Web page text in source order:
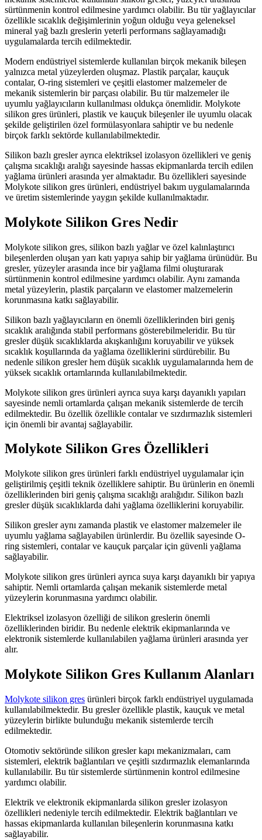
sürtünmenin kontrol edilmesine yardımcı olabilir. Bu tür yağlayıcılar
özellikle sıcaklık değişimlerinin yoğun olduğu veya geleneksel
mineral yağ bazlı greslerin yeterli performans sağlayamadığı
uygulamalarda tercih edilmektedir.
Modern endüstriyel sistemlerde kullanılan birçok mekanik bileşen
yalnızca metal yüzeylerden oluşmaz. Plastik parçalar, kauçuk
contalar, O-ring sistemleri ve çeşitli elastomer malzemeler de
mekanik sistemlerin bir parçası olabilir. Bu tür malzemeler ile
uyumlu yağlayıcıların kullanılması oldukça önemlidir. Molykote
silikon gres ürünleri, plastik ve kauçuk bileşenler ile uyumlu olacak
şekilde geliştirilen özel formülasyonlara sahiptir ve bu nedenle
birçok farklı sektörde kullanılabilmektedir.
Silikon bazlı gresler ayrıca elektriksel izolasyon özellikleri ve geniş
çalışma sıcaklığı aralığı sayesinde hassas ekipmanlarda tercih edilen
yağlama ürünleri arasında yer almaktadır. Bu özellikleri sayesinde
Molykote silikon gres ürünleri, endüstriyel bakım uygulamalarında
ve üretim sistemlerinde yaygın şekilde kullanılmaktadır.
Molykote Silikon Gres Nedir
Molykote silikon gres, silikon bazlı yağlar ve özel kalınlaştırıcı
bileşenlerden oluşan yarı katı yapıya sahip bir yağlama ürünüdür. Bu
gresler, yüzeyler arasında ince bir yağlama filmi oluşturarak
sürtünmenin kontrol edilmesine yardımcı olabilir. Aynı zamanda
metal yüzeylerin, plastik parçaların ve elastomer malzemelerin
korunmasına katkı sağlayabilir.
Silikon bazlı yağlayıcıların en önemli özelliklerinden biri geniş
sıcaklık aralığında stabil performans gösterebilmeleridir. Bu tür
gresler düşük sıcaklıklarda akışkanlığını koruyabilir ve yüksek
sıcaklık koşullarında da yağlama özelliklerini sürdürebilir. Bu
nedenle silikon gresler hem düşük sıcaklık uygulamalarında hem de
yüksek sıcaklık ortamlarında kullanılabilmektedir.
Molykote silikon gres ürünleri ayrıca suya karşı dayanıklı yapıları
sayesinde nemli ortamlarda çalışan mekanik sistemlerde de tercih
edilmektedir. Bu özellik özellikle contalar ve sızdırmazlık sistemleri
için önemli bir avantaj sağlayabilir.
Molykote Silikon Gres Özellikleri
Molykote silikon gres ürünleri farklı endüstriyel uygulamalar için
geliştirilmiş çeşitli teknik özelliklere sahiptir. Bu ürünlerin en önemli
özelliklerinden biri geniş çalışma sıcaklığı aralığıdır. Silikon bazlı
gresler düşük sıcaklıklarda dahi yağlama özelliklerini koruyabilir.
Silikon gresler aynı zamanda plastik ve elastomer malzemeler ile
uyumlu yağlama sağlayabilen ürünlerdir. Bu özellik sayesinde O-
ring sistemleri, contalar ve kauçuk parçalar için güvenli yağlama
sağlayabilir.
Molykote silikon gres ürünleri ayrıca suya karşı dayanıklı bir yapıya
sahiptir. Nemli ortamlarda çalışan mekanik sistemlerde metal
yüzeylerin korunmasına yardımcı olabilir.
Elektriksel izolasyon özelliği de silikon greslerin önemli
özelliklerinden biridir. Bu nedenle elektrik ekipmanlarında ve
elektronik sistemlerde kullanılabilen yağlama ürünleri arasında yer
alır.
Molykote Silikon Gres Kullanım Alanları
Molykote silikon gres ürünleri birçok farklı endüstriyel uygulamada
kullanılabilmektedir. Bu gresler özellikle plastik, kauçuk ve metal
yüzeylerin birlikte bulunduğu mekanik sistemlerde tercih
edilmektedir.
Otomotiv sektöründe silikon gresler kapı mekanizmaları, cam
sistemleri, elektrik bağlantıları ve çeşitli sızdırmazlık elemanlarında
kullanılabilir. Bu tür sistemlerde sürtünmenin kontrol edilmesine
yardımcı olabilir.
Elektrik ve elektronik ekipmanlarda silikon gresler izolasyon
özellikleri nedeniyle tercih edilmektedir. Elektrik bağlantıları ve
hassas ekipmanlarda kullanılan bileşenlerin korunmasına katkı
sağlayabilir.